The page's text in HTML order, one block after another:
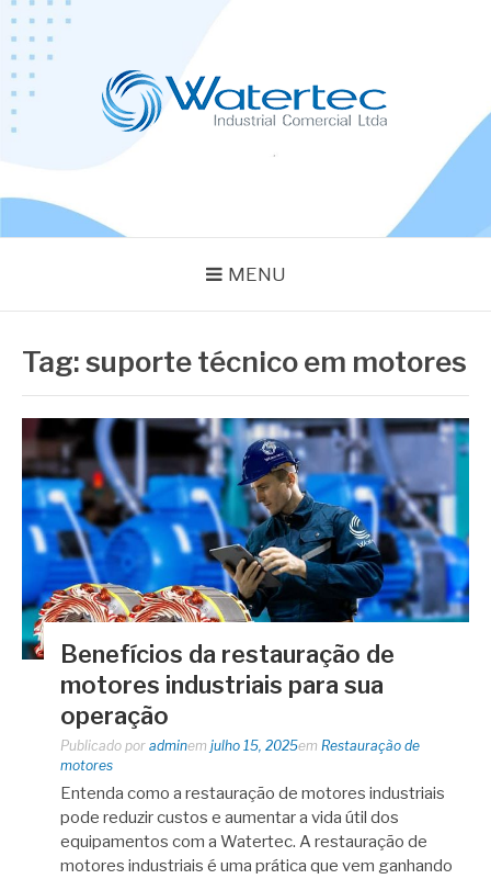
Pular
para
conteúdo
MENU
Tag:suporte técnico em motores
Benefícios da restauração de
motores industriais para sua
operação
Publicado por adminem julho 15, 2025em Restauração de
motores
Entenda como a restauração de motores industriais
pode reduzir custos e aumentar a vida útil dos
equipamentos com a Watertec. A restauração de
motores industriais é uma prática que vem ganhando